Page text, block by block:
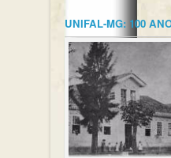
UNIFAL-MG: 100